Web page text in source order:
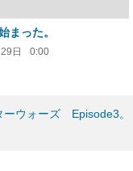
まった。
日 0:00
ーウォーズ Episode3